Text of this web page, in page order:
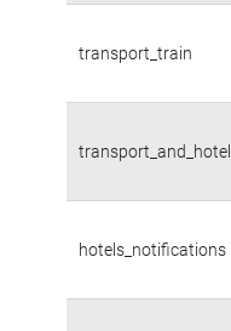
transport_train
transport_and_hotel
hotels_notifications